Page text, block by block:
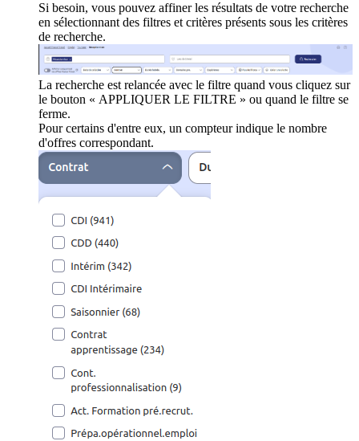
Si besoin, vous pouvez affiner les résultats de votre recherche
en sélectionnant des filtres et critères présents sous les critères
de recherche.
La recherche est relancée avec le filtre quand vous cliquez sur
le bouton « APPLIQUER LE FILTRE » ou quand le filtre se
ferme.
Pour certains d'entre eux, un compteur indique le nombre
d'offres correspondant.